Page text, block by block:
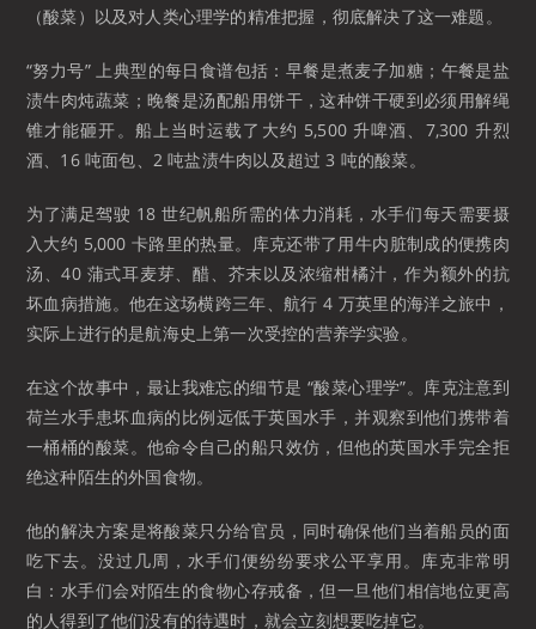
（酸菜）以及对人类心理学的精准把握，彻底解决了这一难题。
“努力号” 上典型的每日食谱包括：早餐是煮麦子加糖；午餐是盐
渍牛肉炖蔬菜；晚餐是汤配船用饼干，这种饼干硬到必须用解绳
锥才能砸开。船上当时运载了大约 5,500 升啤酒、7,300 升烈
酒、16 吨面包、2 吨盐渍牛肉以及超过 3 吨的酸菜。
为了满足驾驶 18 世纪帆船所需的体力消耗，水手们每天需要摄
入大约 5,000 卡路里的热量。库克还带了用牛内脏制成的便携肉
汤、40 蒲式耳麦芽、醋、芥末以及浓缩柑橘汁，作为额外的抗
坏血病措施。他在这场横跨三年、航行 4 万英里的海洋之旅中，
实际上进行的是航海史上第一次受控的营养学实验。
在这个故事中，最让我难忘的细节是 “酸菜心理学”。库克注意到
荷兰水手患坏血病的比例远低于英国水手，并观察到他们携带着
一桶桶的酸菜。他命令自己的船只效仿，但他的英国水手完全拒
绝这种陌生的外国食物。
他的解决方案是将酸菜只分给官员，同时确保他们当着船员的面
吃下去。没过几周，水手们便纷纷要求公平享用。库克非常明
白：水手们会对陌生的食物心存戒备，但一旦他们相信地位更高
的人得到了他们没有的待遇时，就会立刻想要吃掉它。